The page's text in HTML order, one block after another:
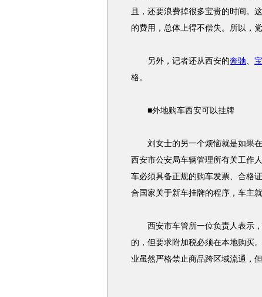
且，还要浪费掉很多宝贵的时间。
的费用，总体上得不偿失。所以，
另外，记者还从西安的奔驰、
格。
■外地购车西安可以挂牌
刘女士的另一个烦恼就是如果在
西安市公安局车辆管理所有关工作
车必须具备正规的购车发票、合格
合国家关于新车挂牌的程序，车主
西安市车管所一位负责人表示，
的，但要求附加税必须在本地购买
业虽然严格禁止商品跨区域流通，